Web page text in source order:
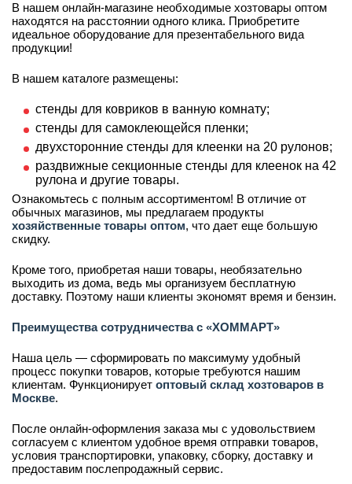
В нашем онлайн-магазине необходимые хозтовары оптом
находятся на расстоянии одного клика. Приобретите
идеальное оборудование для презентабельного вида
продукции!
В нашем каталоге размещены:
стенды для ковриков в ванную комнату;
стенды для самоклеющейся пленки;
двухсторонние стенды для клеенки на 20 рулонов;
раздвижные секционные стенды для клеенок на 42
рулона и другие товары.
Ознакомьтесь с полным ассортиментом! В отличие от
обычных магазинов, мы предлагаем продукты
хозяйственные товары оптом, что дает еще большую
скидку.
Кроме того, приобретая наши товары, необязательно
выходить из дома, ведь мы организуем бесплатную
доставку. Поэтому наши клиенты экономят время и бензин.
Преимущества сотрудничества с «ХОММАРТ»
Наша цель — сформировать по максимуму удобный
процесс покупки товаров, которые требуются нашим
клиентам. Функционирует оптовый склад хозтоваров в
Москве.
После онлайн-оформления заказа мы с удовольствием
согласуем с клиентом удобное время отправки товаров,
условия транспортировки, упаковку, сборку, доставку и
предоставим послепродажный сервис.